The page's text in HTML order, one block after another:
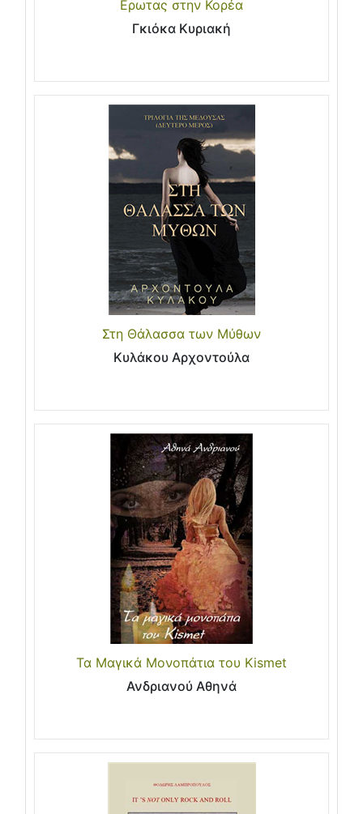
Ερωτας στην Κορέα
Γκιόκα Κυριακή
Στη Θάλασσα των Μύθων
Κυλάκου Αρχοντούλα
Τα Μαγικά Μονοπάτια του Kismet
Ανδριανού Αθηνά